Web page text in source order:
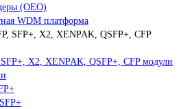
(OEO)
WDM платформа
X2, XENPAK, QSFP+, CFP модули